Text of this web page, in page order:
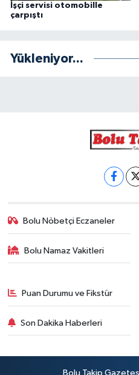
İşçi servisi otomobille
çarpıştı
Yükleniyor...
Bolu Nöbetçi Eczaneler
Bolu Namaz Vakitleri
Puan Durumu ve Fikstür
Son Dakika Haberleri
Bolu Takip